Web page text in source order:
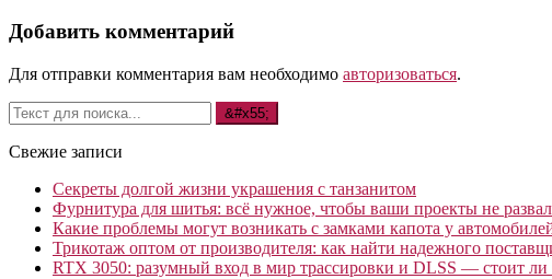
Добавить комментарий
Для отправки комментария вам необходимо авторизоваться.
Свежие записи
Секреты долгой жизни украшения с танзанитом
Фурнитура для шитья: всё нужное, чтобы ваши проекты не
Какие проблемы могут возникать с замками капота у
Трикотаж оптом от производителя: как найти надежного
RTX 3050: разумный вход в мир трассировки и DLSS — стоит ли